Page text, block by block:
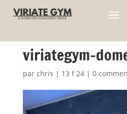
viriategym-
par chris | 13 f 24| 0